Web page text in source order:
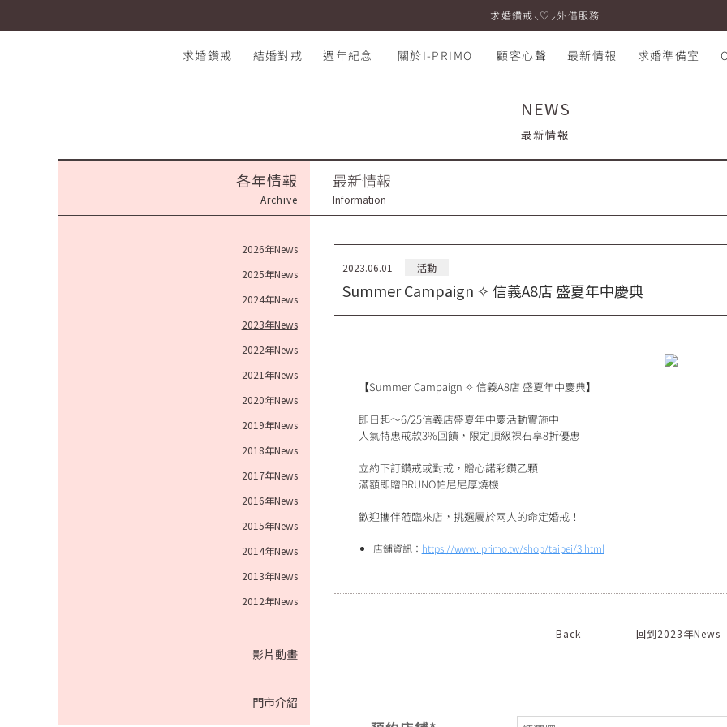
求婚鑽戒⸜♡⸝外借服務
I-PRIMO：結婚鑽石戒指專賣店
求婚鑽戒 結婚對戒 週年紀念 關於I-PRIMO 顧客心聲 最新情報 求婚準備室
NEWS
最新情報
各年情報
Archive
2026年News
2025年News
2024年News
2023年News
2022年News
2021年News
2020年News
2019年News
2018年News
2017年News
2016年News
2015年News
2014年News
2013年News
2012年News
影片動畫
門市介紹
最新情報
Information
2023.06.01 活動
Summer Campaign ✧ 信義A8店 盛夏年中慶典
【Summer Campaign ✧ 信義A8店 盛夏年中慶典】
即日起～6/25信義店盛夏年中慶活動實施中
人氣特惠戒款3%回饋，限定頂級裸石享8折優惠
立約下訂鑽戒或對戒，贈心諾彩鑽乙顆
滿額即贈BRUNO帕尼尼厚燒機
歡迎攜伴蒞臨來店，挑選屬於兩人的命定婚戒！
店鋪資訊： https://www.iprimo.tw/shop/taipei/3.html
Back 回到2023年News